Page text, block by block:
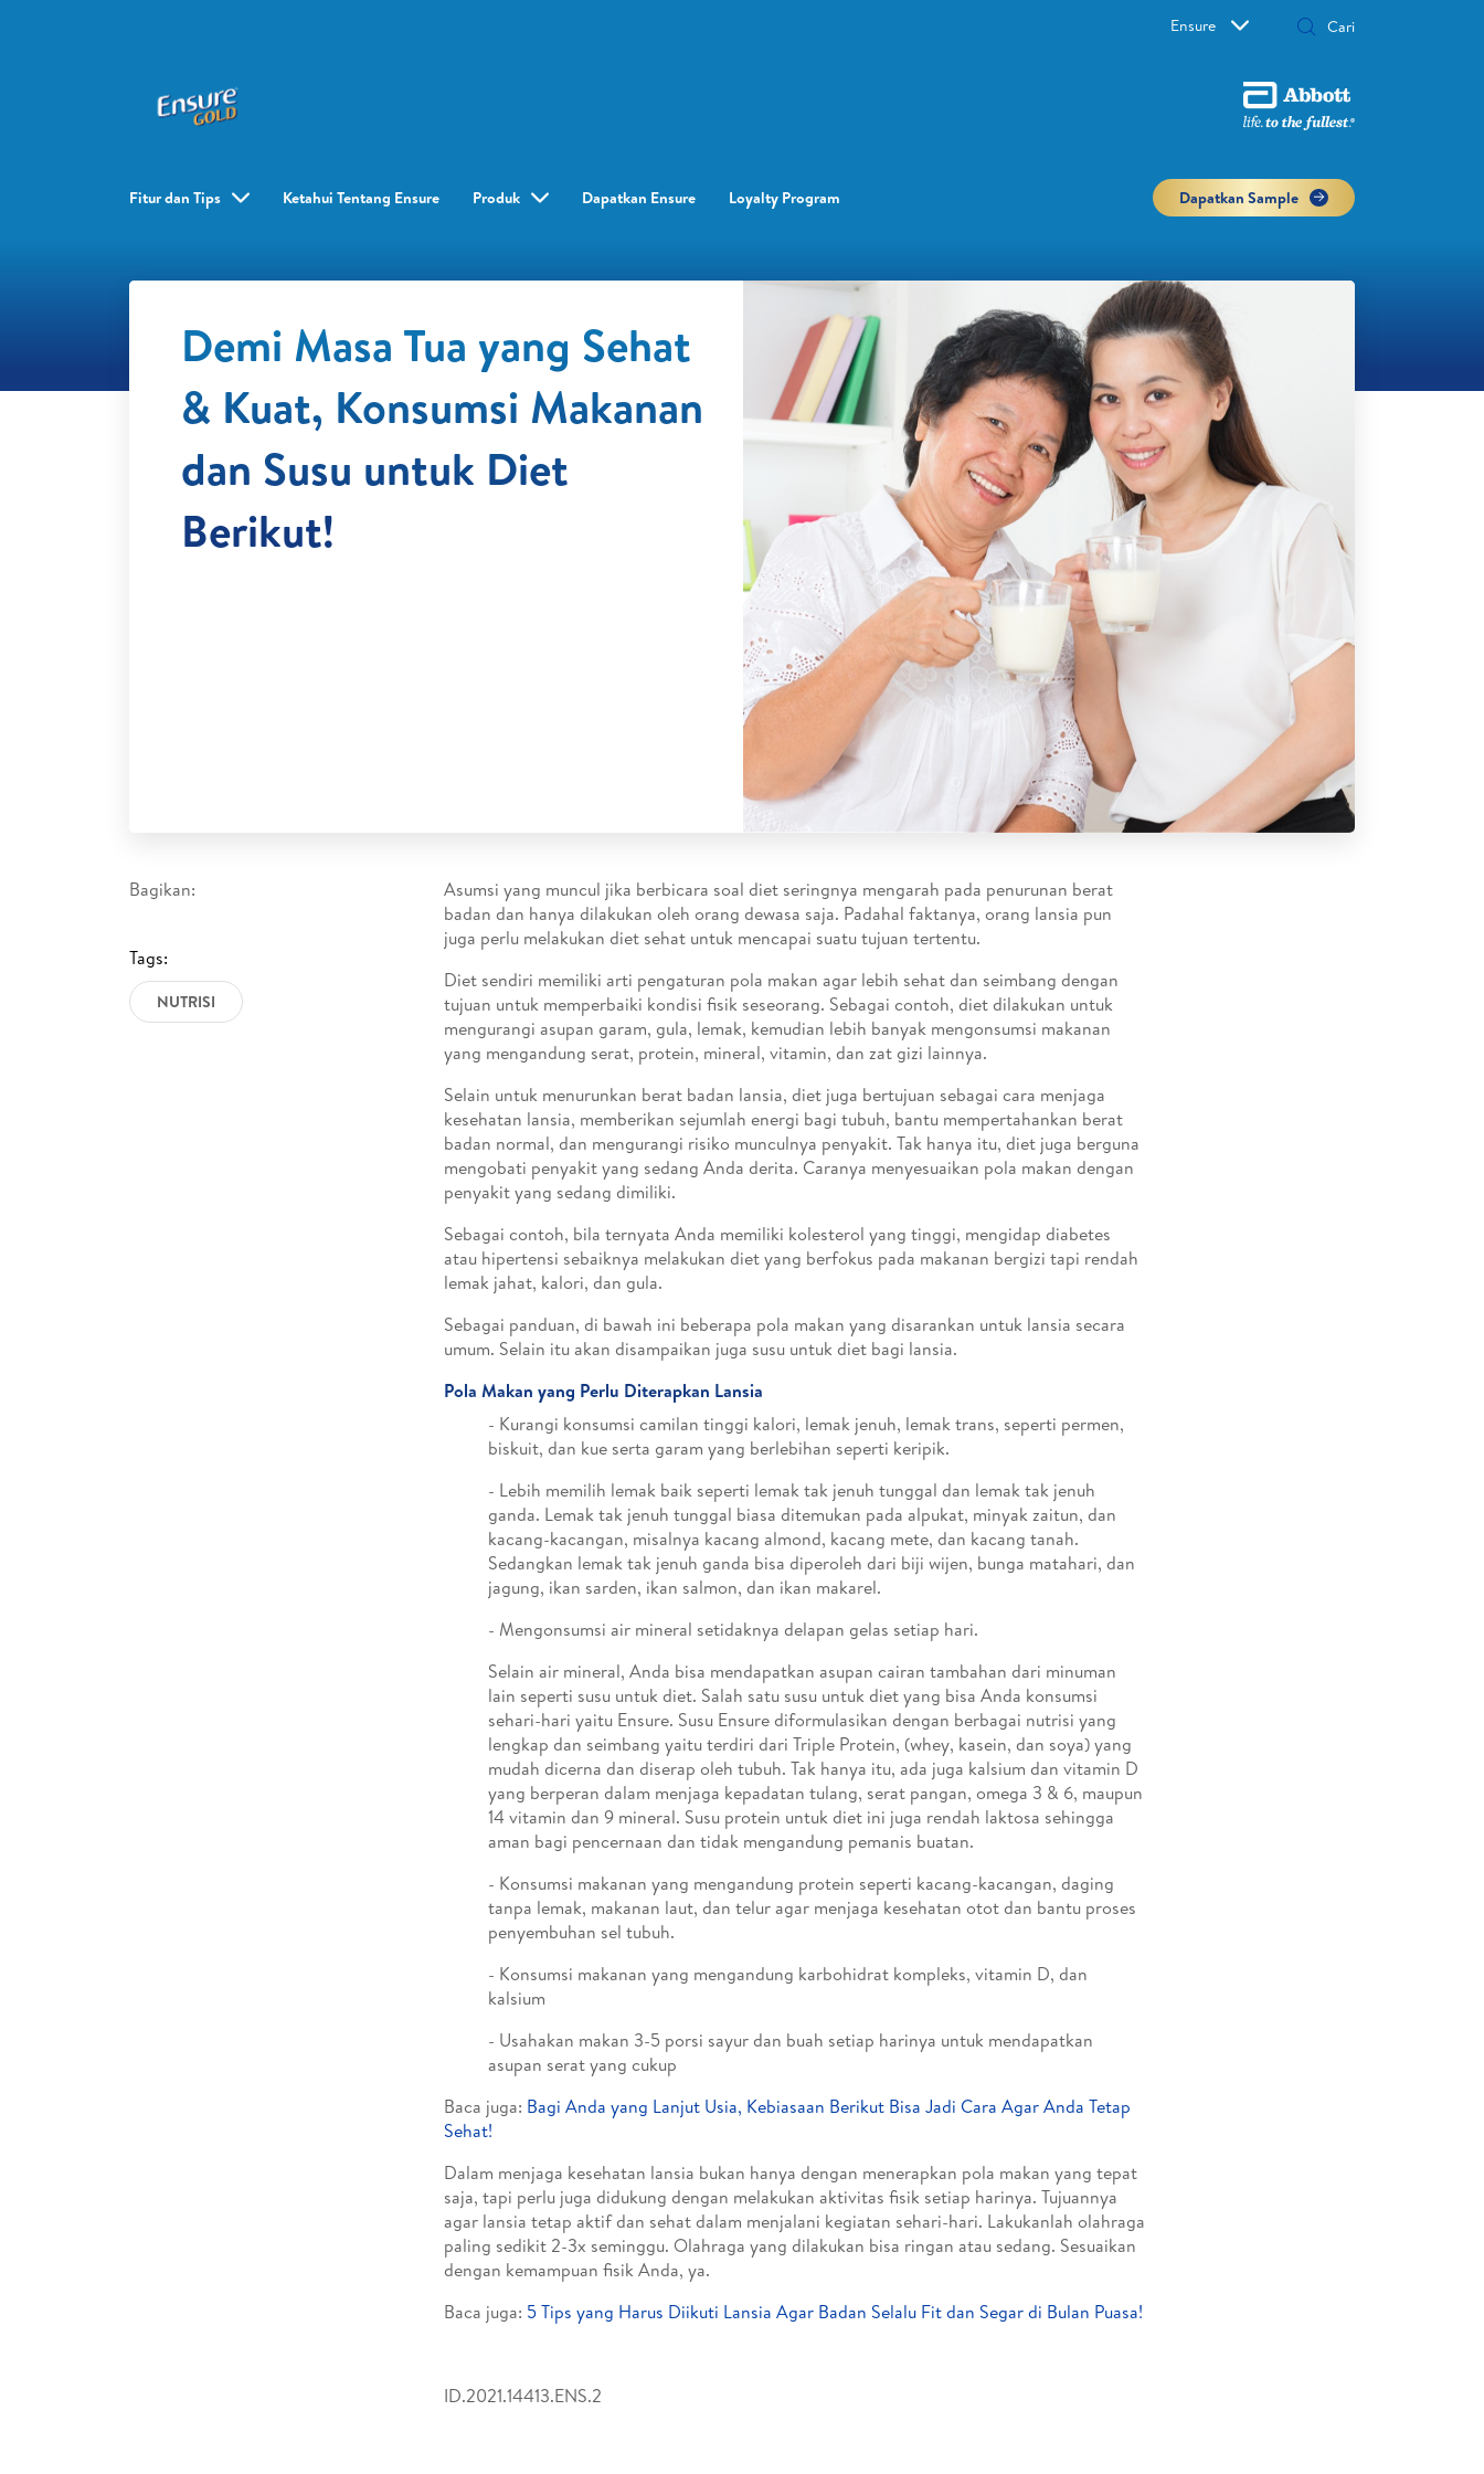
Ensure
Fitur dan Tips Ketahui Tentang Ensure Produk Dapatkan Ensure Loyalty Program​ Dapatkan Sample
Demi Masa Tua yang Sehat
& Kuat, Konsumsi Makanan
dan Susu untuk Diet
Berikut!
Bagikan:
Tags:
NUTRISI
Asumsi yang muncul jika berbicara soal diet seringnya mengarah pada penurunan berat
badan dan hanya dilakukan oleh orang dewasa saja. Padahal faktanya, orang lansia pun
juga perlu melakukan diet sehat untuk mencapai suatu tujuan tertentu.
Diet sendiri memiliki arti pengaturan pola makan agar lebih sehat dan seimbang dengan
tujuan untuk memperbaiki kondisi fisik seseorang. Sebagai contoh, diet dilakukan untuk
mengurangi asupan garam, gula, lemak, kemudian lebih banyak mengonsumsi makanan
yang mengandung serat, protein, mineral, vitamin, dan zat gizi lainnya.
Selain untuk menurunkan berat badan lansia, diet juga bertujuan sebagai cara menjaga
kesehatan lansia, memberikan sejumlah energi bagi tubuh, bantu mempertahankan berat
badan normal, dan mengurangi risiko munculnya penyakit. Tak hanya itu, diet juga berguna
mengobati penyakit yang sedang Anda derita. Caranya menyesuaikan pola makan dengan
penyakit yang sedang dimiliki.
Sebagai contoh, bila ternyata Anda memiliki kolesterol yang tinggi, mengidap diabetes
atau hipertensi sebaiknya melakukan diet yang berfokus pada makanan bergizi tapi rendah
lemak jahat, kalori, dan gula.
Sebagai panduan, di bawah ini beberapa pola makan yang disarankan untuk lansia secara
umum. Selain itu akan disampaikan juga susu untuk diet bagi lansia.
Pola Makan yang Perlu Diterapkan Lansia
- Kurangi konsumsi camilan tinggi kalori, lemak jenuh, lemak trans, seperti permen,
biskuit, dan kue serta garam yang berlebihan seperti keripik.
- Lebih memilih lemak baik seperti lemak tak jenuh tunggal dan lemak tak jenuh
ganda. Lemak tak jenuh tunggal biasa ditemukan pada alpukat, minyak zaitun, dan
kacang-kacangan, misalnya kacang almond, kacang mete, dan kacang tanah.
Sedangkan lemak tak jenuh ganda bisa diperoleh dari biji wijen, bunga matahari, dan
jagung, ikan sarden, ikan salmon, dan ikan makarel.
- Mengonsumsi air mineral setidaknya delapan gelas setiap hari.
Selain air mineral, Anda bisa mendapatkan asupan cairan tambahan dari minuman
lain seperti susu untuk diet. Salah satu susu untuk diet yang bisa Anda konsumsi
sehari-hari yaitu Ensure. Susu Ensure diformulasikan dengan berbagai nutrisi yang
lengkap dan seimbang yaitu terdiri dari Triple Protein, (whey, kasein, dan soya) yang
mudah dicerna dan diserap oleh tubuh. Tak hanya itu, ada juga kalsium dan vitamin D
yang berperan dalam menjaga kepadatan tulang, serat pangan, omega 3 & 6, maupun
14 vitamin dan 9 mineral. Susu protein untuk diet ini juga rendah laktosa sehingga
aman bagi pencernaan dan tidak mengandung pemanis buatan.
- Konsumsi makanan yang mengandung protein seperti kacang-kacangan, daging
tanpa lemak, makanan laut, dan telur agar menjaga kesehatan otot dan bantu proses
penyembuhan sel tubuh.
- Konsumsi makanan yang mengandung karbohidrat kompleks, vitamin D, dan
kalsium
- Usahakan makan 3-5 porsi sayur dan buah setiap harinya untuk mendapatkan
asupan serat yang cukup
Baca juga: Bagi Anda yang Lanjut Usia, Kebiasaan Berikut Bisa Jadi Cara Agar Anda Tetap
Sehat!
Dalam menjaga kesehatan lansia bukan hanya dengan menerapkan pola makan yang tepat
saja, tapi perlu juga didukung dengan melakukan aktivitas fisik setiap harinya. Tujuannya
agar lansia tetap aktif dan sehat dalam menjalani kegiatan sehari-hari. Lakukanlah olahraga
paling sedikit 2-3x seminggu. Olahraga yang dilakukan bisa ringan atau sedang. Sesuaikan
dengan kemampuan fisik Anda, ya.
Baca juga: 5 Tips yang Harus Diikuti Lansia Agar Badan Selalu Fit dan Segar di Bulan Puasa!
ID.2021.14413.ENS.2